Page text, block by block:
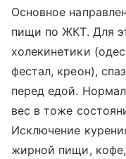
Основное
пищи по ЖКТ. Для
холекинетики
фестал, креон),
перед едой.
вес в тоже
Исключение
жирной пищи,